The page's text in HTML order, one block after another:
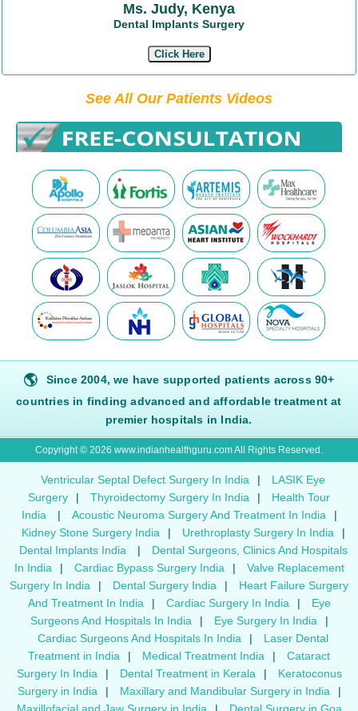
Ms. Judy, Kenya
Dental Implants Surgery
Click Here
See All Our Patients Videos
🌎
Since 2004, we have supported patients across 90+
countries in finding advanced and affordable treatment at
premier hospitals in India.
Copyright © 2026 www.indianhealthguru.com All Rights Reserved.
Ventricular Septal Defect Surgery In India |
LASIK Eye
Surgery
| Thyroidectomy Surgery In India |
Health Tour
India
| Acoustic Neuroma Surgery And Treatment In India
|
Kidney Stone Surgery India
| Urethroplasty Surgery In India
|
Dental Implants India
|
Dental Surgeons, Clinics And Hospitals
In India
| Cardiac Bypass Surgery India |
Valve Replacement
Surgery In India
| Dental Surgery India |
Heart Failure Surgery
And Treatment In India
| Cardiac Surgery In India |
Eye
Surgeons And Hospitals In India
| Eye Surgery In India
|
Cardiac Surgeons And Hospitals In India
|
Laser Dental
Treatment in India
| Medical Treatment India |
Cataract
Surgery In India
| Dental Treatment in Kerala |
Keratoconus
Surgery in India
| Maxillary and Mandibular Surgery in India
|
Maxillofacial and Jaw Surgery in India
| Dental Surgery in Goa